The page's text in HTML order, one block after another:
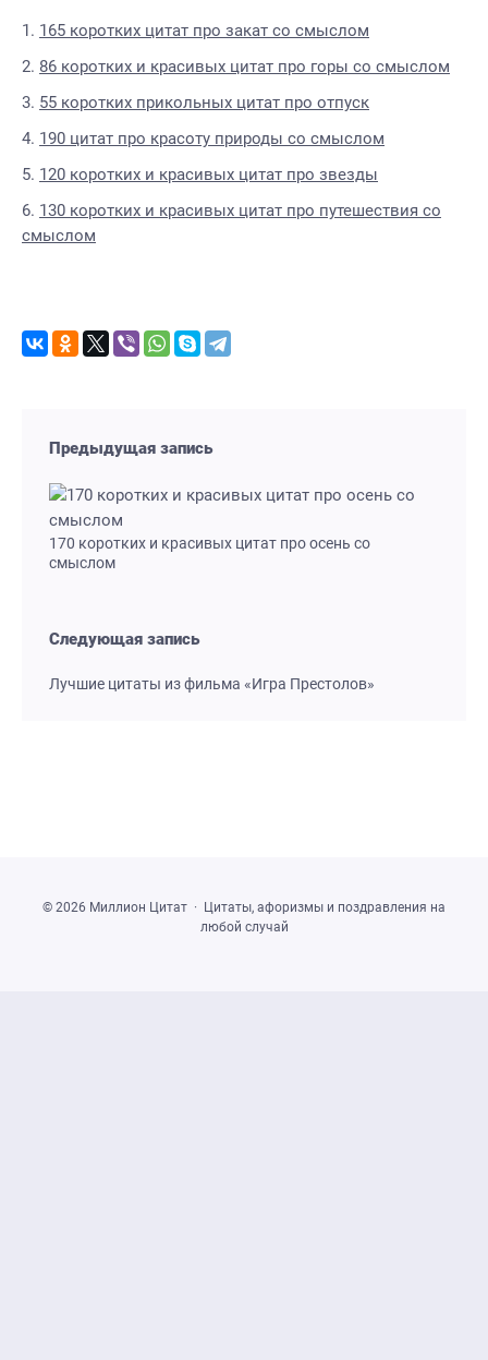
165 коротких цитат про закат со смыслом
86 коротких и красивых цитат про горы со смыслом
55 коротких прикольных цитат про отпуск
190 цитат про красоту природы со смыслом
120 коротких и красивых цитат про звезды
130 коротких и красивых цитат про путешествия со
смыслом
Предыдущая запись
170 коротких и красивых цитат про осень со
смыслом
Следующая запись
Лучшие цитаты из фильма «Игра Престолов»
© 2026 Миллион Цитат ·
Цитаты, афоризмы и поздравления на
любой случай